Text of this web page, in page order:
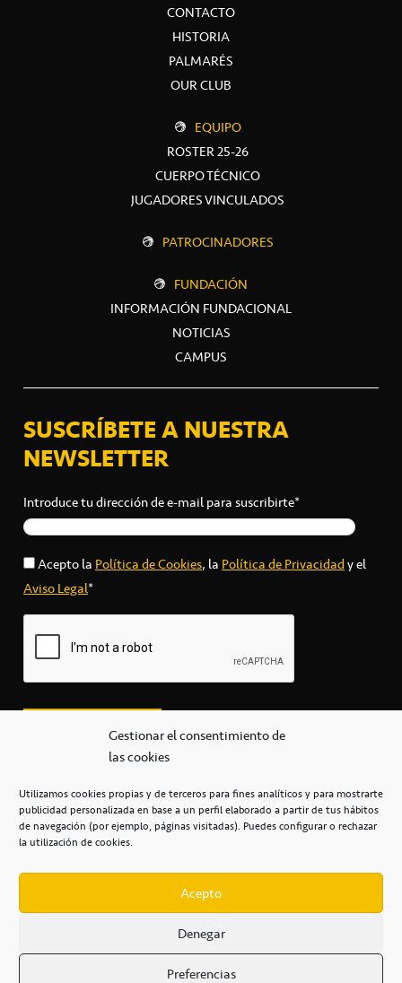
Gestionar el consentimiento de
las cookies
Utilizamos cookies propias y de terceros para fines analíticos y para mostrarte
publicidad personalizada en base a un perfil elaborado a partir de tus hábitos
de navegación (por ejemplo, páginas visitadas). Puedes configurar o rechazar
la utilización de cookies.
Acepto
Denegar
Preferencias
CONTACTO
HISTORIA
PALMARÉS
OUR CLUB
EQUIPO
ROSTER 25-26
CUERPO TÉCNICO
JUGADORES VINCULADOS
PATROCINADORES
FUNDACIÓN
INFORMACIÓN FUNDACIONAL
NOTICIAS
CAMPUS
SUSCRÍBETE A NUESTRA
NEWSLETTER
Introduce tu dirección de e-mail para suscribirte*
Acepto laPolítica de Cookies, laPolítica de Privacidady el
Aviso Legal*
secretaria@cbcanarias.es
+34 922 253 684
Casa del Deporte / 38108 – La Laguna
POLÍTICA DE PRIVACIDAD / POLÍTICA DE COOKIES /